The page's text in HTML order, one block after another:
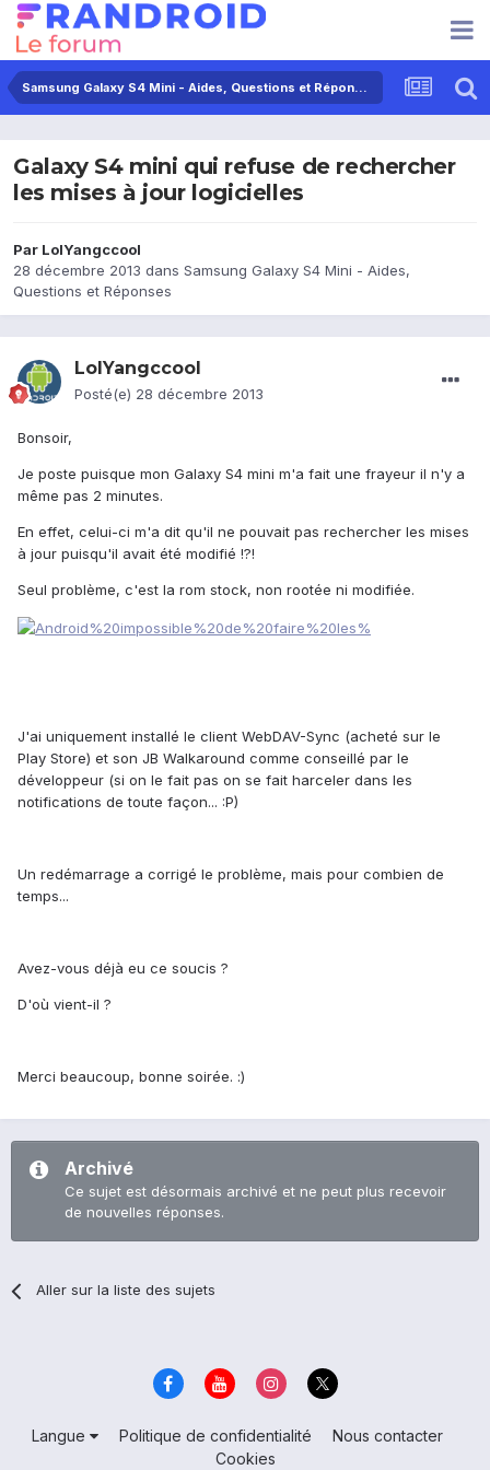
Samsung Galaxy S4 Mini - Aides, Questions et Réponses
Galaxy S4 mini qui refuse de rechercher
les mises à jour logicielles
Par LolYangccool
28 décembre 2013 dans Samsung Galaxy S4 Mini - Aides,
Questions et Réponses
LolYangccool
Posté(e) 28 décembre 2013
Bonsoir,
Je poste puisque mon Galaxy S4 mini m'a fait une frayeur il n'y a
même pas 2 minutes.
En effet, celui-ci m'a dit qu'il ne pouvait pas rechercher les mises
à jour puisqu'il avait été modifié !?!
Seul problème, c'est la rom stock, non rootée ni modifiée.
J'ai uniquement installé le client WebDAV-Sync (acheté sur le
Play Store) et son JB Walkaround comme conseillé par le
développeur (si on le fait pas on se fait harceler dans les
notifications de toute façon... :P)
Un redémarrage a corrigé le problème, mais pour combien de
temps...
Avez-vous déjà eu ce soucis ?
D'où vient-il ?
Merci beaucoup, bonne soirée. :)
Archivé
Ce sujet est désormais archivé et ne peut plus recevoir
de nouvelles réponses.
Aller sur la liste des sujets
Langue Politique de confidentialité
Nous contacter
Cookies